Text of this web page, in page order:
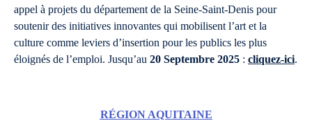
appel à projets du département de la Seine-Saint-Denis pour
soutenir des initiatives innovantes qui mobilisent l’art et la
culture comme leviers d’insertion pour les publics les plus
éloignés de l’emploi. Jusqu’au 20 Septembre 2025 : cliquez-ici.
RÉGION AQUITAINE